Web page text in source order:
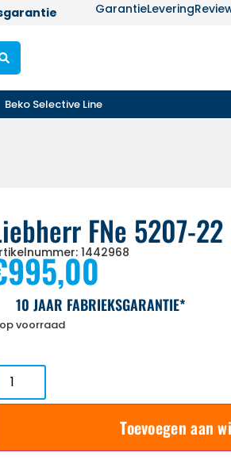
GarantieLevering
Beko Selective Line
FNe 5207-22
1442968
995,00
10 JAAR FABRIEKSGARANTIE*
voorraad
Toevoegen aan